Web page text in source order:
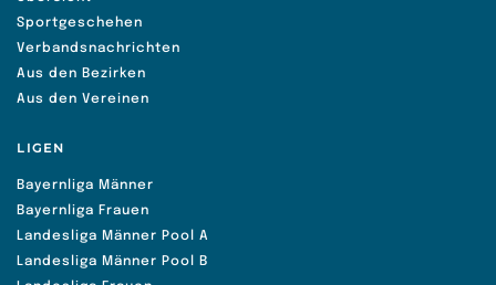
Sportgeschehen
Verbandsnachrichten
Aus den Bezirken
Aus den Vereinen
LIGEN
Bayernliga Männer
Bayernliga Frauen
Landesliga Männer Pool A
Landesliga Männer Pool B